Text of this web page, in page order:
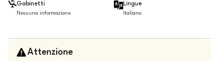
Gabinetti
Nessuna informazione
Lingue
Italiano
Attenzione